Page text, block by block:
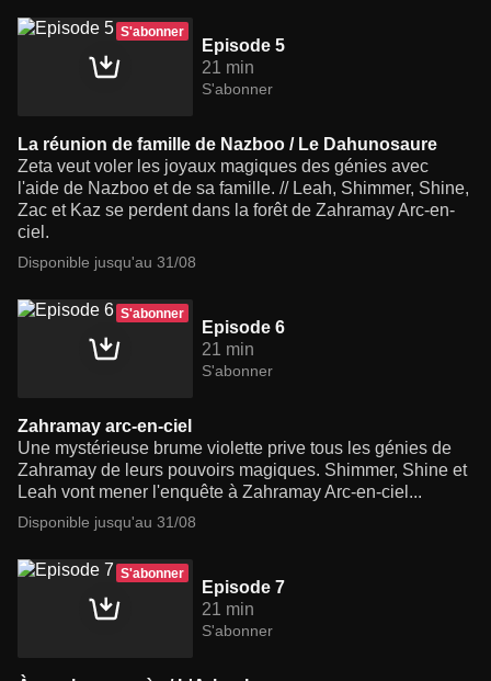
S'abonner
Episode 5
21 min
S'abonner
La réunion de famille de Nazboo / Le Dahunosaure
Zeta veut voler les joyaux magiques des génies avec
l'aide de Nazboo et de sa famille. // Leah, Shimmer, Shine,
Zac et Kaz se perdent dans la forêt de Zahramay Arc-en-
ciel.
Disponible jusqu'au 31/08
S'abonner
Episode 6
21 min
S'abonner
Zahramay arc-en-ciel
Une mystérieuse brume violette prive tous les génies de
Zahramay de leurs pouvoirs magiques. Shimmer, Shine et
Leah vont mener l'enquête à Zahramay Arc-en-ciel...
Disponible jusqu'au 31/08
S'abonner
Episode 7
21 min
S'abonner